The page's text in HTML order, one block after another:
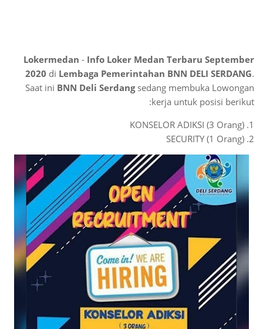
Lokermedan - Info Loker Medan Terbaru September
2020 di Lembaga Pemerintahan BNN DELI SERDANG.
Saat ini BNN Deli Serdangsedang membuka Lowongan
kerja untuk posisi berikut:
1. KONSELOR ADIKSI (3 Orang)
2. SECURITY (1 Orang)